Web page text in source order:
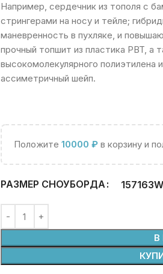
Например, сердечник из тополя с
стрингерами на носу и тейле;
маневренность в пухляке, и
прочный топшит из пластика PBT, а
высокомолекулярного
ассиметричный шейп.
Положите 10000 ₽в корзину и
РАЗМЕР СНОУБОРДА 157163W
В